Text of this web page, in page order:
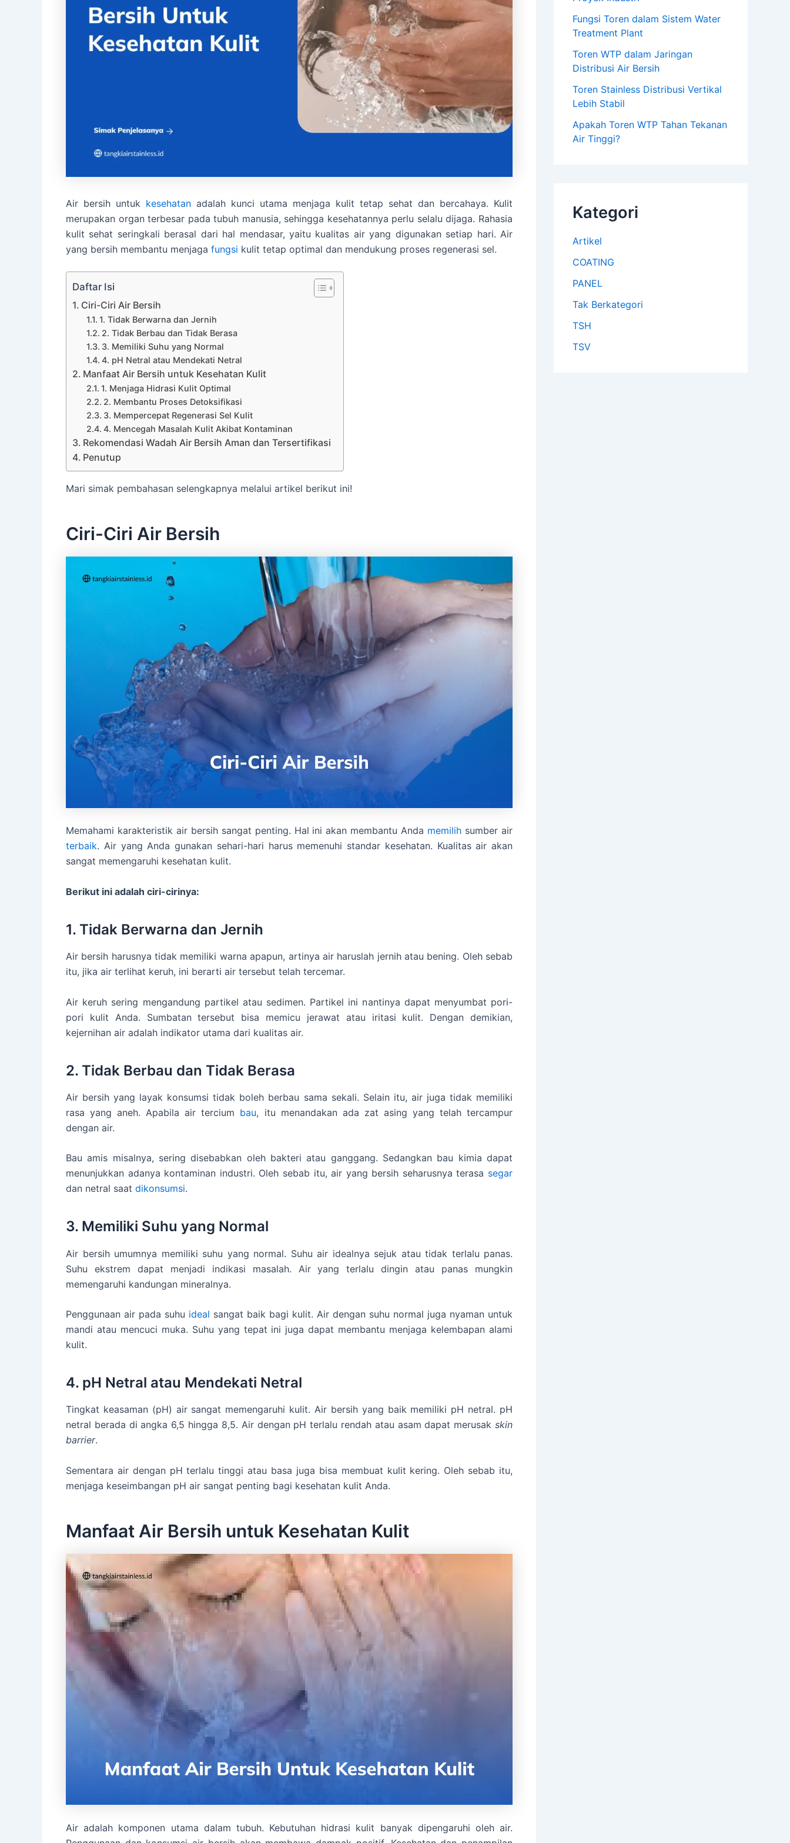
Air bersih untuk kesehatan adalah kunci utama menjaga kulit tetap sehat dan bercahaya. Kulit
merupakan organ terbesar pada tubuh manusia, sehingga kesehatannya perlu selalu dijaga. Rahasia
kulit sehat seringkali berasal dari hal mendasar, yaitu kualitas air yang digunakan setiap hari. Air
yang bersih membantu menjaga fungsi kulit tetap optimal dan mendukung proses regenerasi sel.
Daftar Isi
Ciri-Ciri Air Bersih
1. Tidak Berwarna dan Jernih
2. Tidak Berbau dan Tidak Berasa
3. Memiliki Suhu yang Normal
4. pH Netral atau Mendekati Netral
Manfaat Air Bersih untuk Kesehatan Kulit
1. Menjaga Hidrasi Kulit Optimal
2. Membantu Proses Detoksifikasi
3. Mempercepat Regenerasi Sel Kulit
4. Mencegah Masalah Kulit Akibat Kontaminan
Rekomendasi Wadah Air Bersih Aman dan Tersertifikasi
Penutup
Mari simak pembahasan selengkapnya melalui artikel berikut ini!
Ciri-Ciri Air Bersih
Memahami karakteristik air bersih sangat penting. Hal ini akan membantu Anda memilih sumber air
terbaik. Air yang Anda gunakan sehari-hari harus memenuhi standar kesehatan. Kualitas air akan
sangat memengaruhi kesehatan kulit.
Berikut ini adalah ciri-cirinya:
1. Tidak Berwarna dan Jernih
Air bersih harusnya tidak memiliki warna apapun, artinya air haruslah jernih atau bening. Oleh sebab
itu, jika air terlihat keruh, ini berarti air tersebut telah tercemar.
Air keruh sering mengandung partikel atau sedimen. Partikel ini nantinya dapat menyumbat pori-
pori kulit Anda. Sumbatan tersebut bisa memicu jerawat atau iritasi kulit. Dengan demikian,
kejernihan air adalah indikator utama dari kualitas air.
2. Tidak Berbau dan Tidak Berasa
Air bersih yang layak konsumsi tidak boleh berbau sama sekali. Selain itu, air juga tidak memiliki
rasa yang aneh. Apabila air tercium bau, itu menandakan ada zat asing yang telah tercampur
dengan air.
Bau amis misalnya, sering disebabkan oleh bakteri atau ganggang. Sedangkan bau kimia dapat
menunjukkan adanya kontaminan industri. Oleh sebab itu, air yang bersih seharusnya terasa segar
dan netral saat dikonsumsi.
3. Memiliki Suhu yang Normal
Air bersih umumnya memiliki suhu yang normal. Suhu air idealnya sejuk atau tidak terlalu panas.
Suhu ekstrem dapat menjadi indikasi masalah. Air yang terlalu dingin atau panas mungkin
memengaruhi kandungan mineralnya.
Penggunaan air pada suhu ideal sangat baik bagi kulit. Air dengan suhu normal juga nyaman untuk
mandi atau mencuci muka. Suhu yang tepat ini juga dapat membantu menjaga kelembapan alami
kulit.
4. pH Netral atau Mendekati Netral
Tingkat keasaman (pH) air sangat memengaruhi kulit. Air bersih yang baik memiliki pH netral. pH
netral berada di angka 6,5 hingga 8,5. Air dengan pH terlalu rendah atau asam dapat merusak skin
barrier.
Sementara air dengan pH terlalu tinggi atau basa juga bisa membuat kulit kering. Oleh sebab itu,
menjaga keseimbangan pH air sangat penting bagi kesehatan kulit Anda.
Manfaat Air Bersih untuk Kesehatan Kulit
Air adalah komponen utama dalam tubuh. Kebutuhan hidrasi kulit banyak dipengaruhi oleh air.
Fungsi Toren dalam Sistem Water
Treatment Plant
Toren WTP dalam Jaringan
Distribusi Air Bersih
Toren Stainless Distribusi Vertikal
Lebih Stabil
Apakah Toren WTP Tahan Tekanan
Air Tinggi?
Kategori
Artikel
COATING
PANEL
Tak Berkategori
TSH
TSV